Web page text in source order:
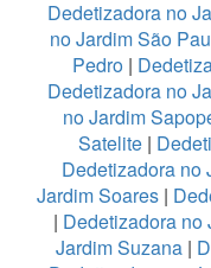
Dedetizadora no
no Jardim São
Pedro|
Dedetizadora no
no Jardim
Satelite|
Dedetizadora no
Jardim Soares|
| Dedetizadora no
Jardim Suzana |